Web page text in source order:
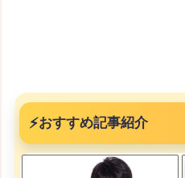
⚡おすすめ記事紹介